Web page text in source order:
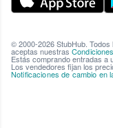
© 2000-2026 StubHub.
aceptas nuestras
Estás comprando entradas a
Los vendedores fijan los
Notificaciones de cambio en